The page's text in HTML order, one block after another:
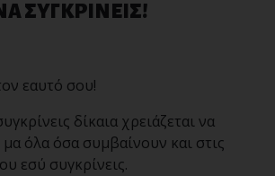
ΣΥΓΚΡΙΝΕΙΣ!
εαυτό σου!
δίκαια χρειάζεται να
όλα όσα συμβαίνουν και στις
εσύ συγκρίνεις.